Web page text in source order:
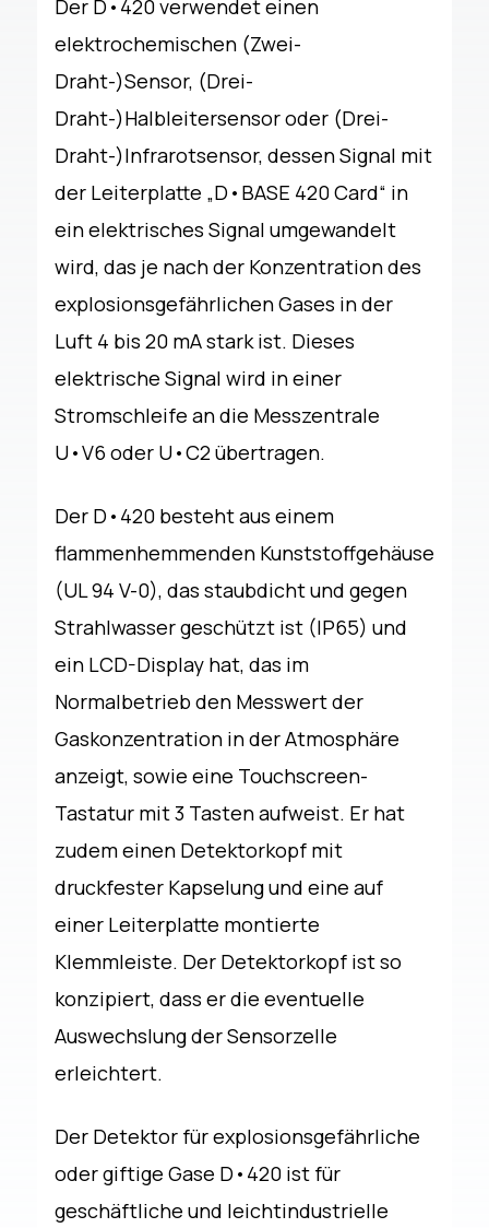
Der D•420 verwendet einen
elektrochemischen (Zwei-
Draht-)Sensor, (Drei-
Draht-)Halbleitersensor oder (Drei-
Draht-)Infrarotsensor, dessen Signal mit
der Leiterplatte „D•BASE 420 Card“ in
ein elektrisches Signal umgewandelt
wird, das je nach der Konzentration des
explosionsgefährlichen Gases in der
Luft 4 bis 20 mA stark ist. Dieses
elektrische Signal wird in einer
Stromschleife an die Messzentrale
U•V6 oder U•C2 übertragen.
Der D•420 besteht aus einem
flammenhemmenden Kunststoffgehäuse
(UL 94 V-0), das staubdicht und gegen
Strahlwasser geschützt ist (IP65) und
ein LCD-Display hat, das im
Normalbetrieb den Messwert der
Gaskonzentration in der Atmosphäre
anzeigt, sowie eine Touchscreen-
Tastatur mit 3 Tasten aufweist. Er hat
zudem einen Detektorkopf mit
druckfester Kapselung und eine auf
einer Leiterplatte montierte
Klemmleiste. Der Detektorkopf ist so
konzipiert, dass er die eventuelle
Auswechslung der Sensorzelle
erleichtert.
Der Detektor für explosionsgefährliche
oder giftige Gase D•420 ist für
geschäftliche und leichtindustrielle